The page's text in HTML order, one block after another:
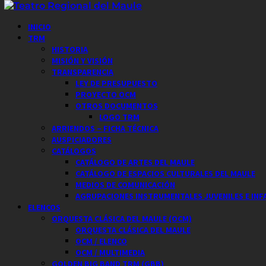
Saltar
contenido
Menú
principal
INICIO
TRM
HISTORIA
MISIÓN Y VISIÓN
TRANSPARENCIA
LEY DE PRESUPUESTO
PROYECTO OCM
OTROS DOCUMENTOS
LOGO TRM
ARRIENDOS – FICHA TÉCNICA
AUSPICIADORES
CATÁLOGOS
CATÁLOGO DE ARTES DEL MAULE
CATÁLOGO DE ESPACIOS CULTURALES DEL MAULE
MEDIOS DE COMUNICACIÓN
AGRUPACIONES INSTRUMENTALES JUVENILES E
ELENCOS
ORQUESTA CLÁSICA DEL MAULE (OCM)
ORQUESTA CLÁSICA DEL MAULE
OCM / ELENCO
OCM / MULTIMEDIA
GOLDEN BIG BAND TRM (GBB)